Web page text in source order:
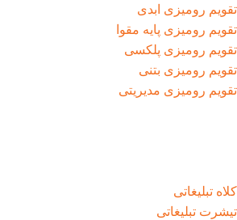
تقویم رومیزی ابدی
تقویم رومیزی پایه مقوا
تقویم رومیزی پلکسی
تقویم رومیزی بتنی
تقویم رومیزی مدیریتی
کلاه تبلیغاتی
تیشرت تبلیغاتی